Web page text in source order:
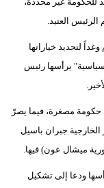
العتيد.
لتحديد خياراتها
يرأسها رئيس
مصغرة، فيما يصرّ
جبران باسيل
ميشال عون) فيها.
ودعا إلى تشكيل